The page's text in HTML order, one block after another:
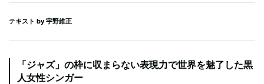
テキスト by 宇野維正
「ジャズ」の枠に収まらない表現力で世界を魅了した黒
人女性シンガー